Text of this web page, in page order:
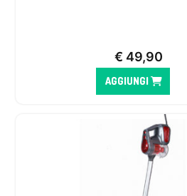
€ 49,90
AGGIUNGI